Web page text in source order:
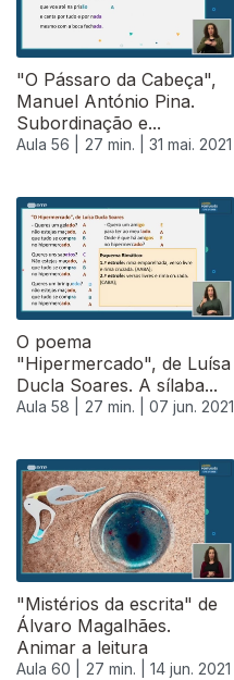
"O Pássaro da Cabeça",
Manuel António Pina.
Subordinação e...
Aula 56 | 27 min. | 31 mai. 2021
O poema
"Hipermercado", de Luísa
Ducla Soares. A sílaba...
Aula 58 | 27 min. | 07 jun. 2021
550102
"Mistérios da escrita" de
Álvaro Magalhães.
Animar a leitura
Aula 60 | 27 min. | 14 jun. 2021